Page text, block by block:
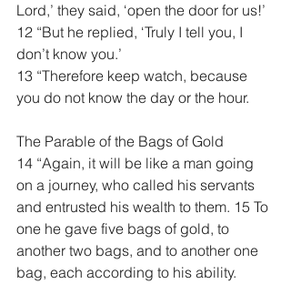
Lord,’ they said, ‘open the door for us!’
12 “But he replied, ‘Truly I tell you, I
don’t know you.’
13 “Therefore keep watch, because
you do not know the day or the hour.
The Parable of the Bags of Gold
14 “Again, it will be like a man going
on a journey, who called his servants
and entrusted his wealth to them. 15 To
one he gave five bags of gold, to
another two bags, and to another one
bag, each according to his ability.